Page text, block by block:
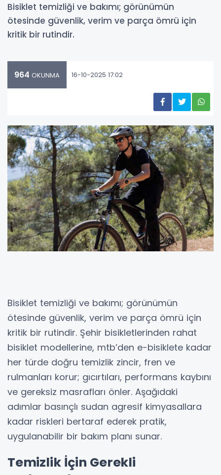
Bisiklet temizliği ve bakımı; görünümün
ötesinde güvenlik, verim ve parça ömrü için
kritik bir rutindir.
964 OKUNMA 16-10-2025 17:02
Bisiklet temizliği ve bakımı; görünümün
ötesinde güvenlik, verim ve parça ömrü için
kritik bir rutindir. Şehir bisikletlerinden rahat
bisiklet modellerine, mtb’den e-bisiklete kadar
her türde doğru temizlik zincir, fren ve
rulmanları korur; gıcırtıları, performans kaybını
ve gereksiz masrafları önler. Aşağıdaki
adımlar basınçlı sudan agresif kimyasallara
kadar riskleri bertaraf ederek pratik,
uygulanabilir bir bakım planı sunar.
Temizlik İçin Gerekli